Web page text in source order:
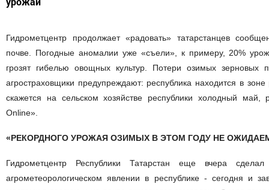
Гидрометцентр продолжает «радовать» татарстанцев
почве. Погодные аномалии уже «съели», к примеру, 20%
грозят гибелью овощных культур. Потери озимых
агростраховщики предупреждают: республика находится в
скажется на сельском хозяйстве республики холодный
Online».
«РЕКОРДНОГО УРОЖАЯ ОЗИМЫХ В ЭТОМ ГОДУ НЕ
Гидрометцентр Республики Татарстан еще вчера
агрометеорологическом явлении в республике - сегодня и